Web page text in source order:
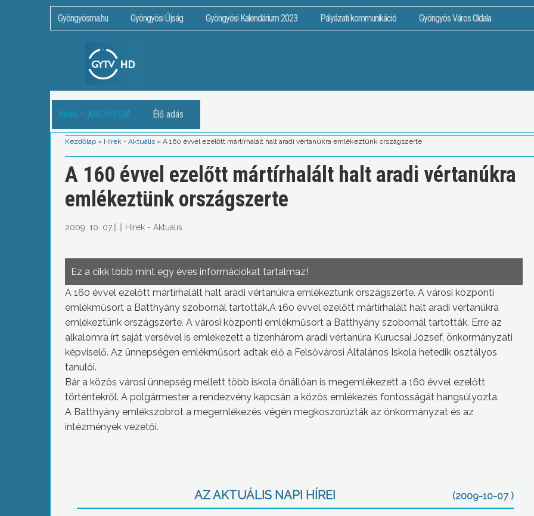
Gyöngyösma.hu Gyöngyösi Újság Gyöngyösi Kalendárium 2023 Pályázati kommunikáció Gyöngyös Város Oldala
Hírek – ARCHÍVUM Élő adás
Kezdőlap » Hírek - Aktuális » A 160 évvel ezelőtt mártírhalált halt aradi vértanúkra emlékeztünk országszerte
A 160 évvel ezelőtt mártírhalált halt aradi vértanúkra
emlékeztünk országszerte
2009. 10. 07. Hírek - Aktuális
Ez a cikk több mint egy éves információkat tartalmaz!
A 160 évvel ezelőtt mártírhalált halt aradi vértanúkra emlékeztünk országszerte. A városi központi
emlékműsort a Batthyány szobornál tartották.A 160 évvel ezelőtt mártírhalált halt aradi vértanúkra
emlékeztünk országszerte. A városi központi emlékműsort a Batthyány szobornál tartották. Erre az
alkalomra írt saját versével is emlékezett a tizenhárom aradi vértanúra Kurucsai József, önkormányzati
képviselő. Az ünnepségen emlékműsort adtak elő a Felsővárosi Általános Iskola hetedik osztályos
tanulói.
Bár a közös városi ünnepség mellett több iskola önállóan is megemlékezett a 160 évvel ezelőtt
történtekről. A polgármester a rendezvény kapcsán a közös emlékezés fontosságát hangsúlyozta.
A Batthyány emlékszobrot a megemlékezés végén megkoszorúzták az önkormányzat és az
intézmények vezetői.
AZ AKTUÁLIS NAPI HÍREI (2009-10-07 )